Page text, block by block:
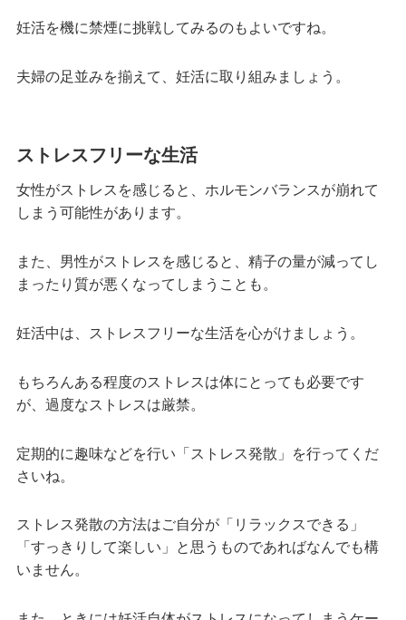
妊活を機に禁煙に挑戦してみるのもよいですね。
夫婦の足並みを揃えて、妊活に取り組みましょう。
ストレスフリーな生活
女性がストレスを感じると、ホルモンバランスが崩れて
しまう可能性があります。
また、男性がストレスを感じると、精子の量が減ってし
まったり質が悪くなってしまうことも。
妊活中は、ストレスフリーな生活を心がけましょう。
もちろんある程度のストレスは体にとっても必要です
が、過度なストレスは厳禁。
定期的に趣味などを行い「ストレス発散」を行ってくだ
さいね。
ストレス発散の方法はご自分が「リラックスできる」
「すっきりして楽しい」と思うものであればなんでも構
いません。